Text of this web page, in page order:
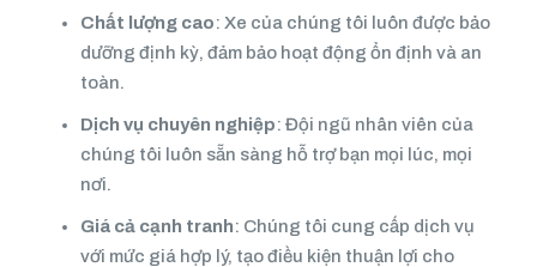
Chất lượng cao: Xe của chúng tôi luôn được bảo
dưỡng định kỳ, đảm bảo hoạt động ổn định và an
toàn.
Dịch vụ chuyên nghiệp: Đội ngũ nhân viên của
chúng tôi luôn sẵn sàng hỗ trợ bạn mọi lúc, mọi
nơi.
Giá cả cạnh tranh: Chúng tôi cung cấp dịch vụ
với mức giá hợp lý, tạo điều kiện thuận lợi cho